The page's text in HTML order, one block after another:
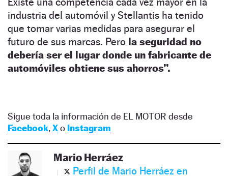
industria del automóvil y Stellantis ha tenido
que tomar varias medidas para asegurar el
futuro de sus marcas. Pero la seguridad no
debería ser el lugar donde un fabricante de
automóviles obtiene sus ahorros”.
Sigue toda la información de EL MOTOR desde
Facebook, Xo Instagram
Mario Herráez
Perfil de Mario Herráez en